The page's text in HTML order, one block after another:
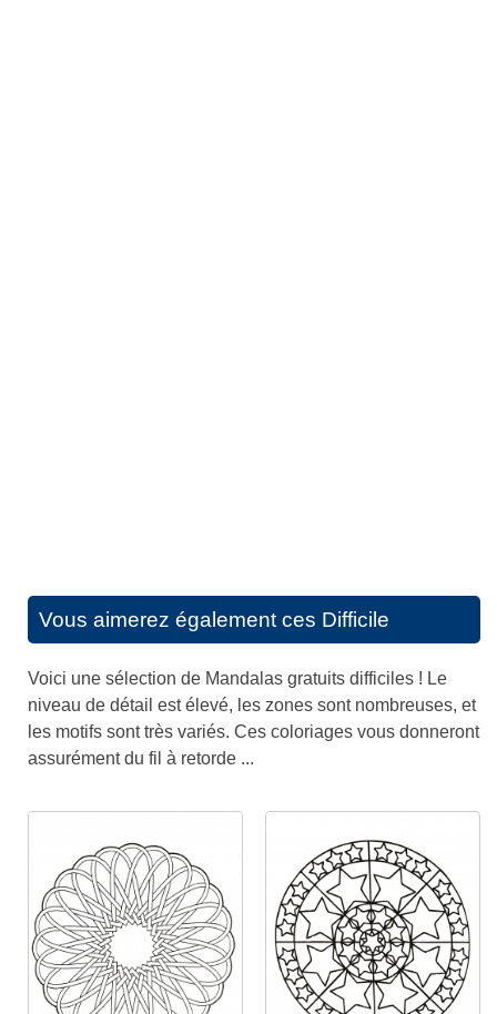
Vous aimerez également ces Difficile
Voici une sélection de Mandalas gratuits difficiles ! Le
niveau de détail est élevé, les zones sont nombreuses, et
les motifs sont très variés. Ces coloriages vous donneront
assurément du fil à retorde ...